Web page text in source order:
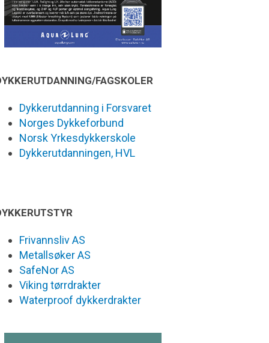
FAGSKOLER
Dykkerutdanning i Forsvaret
Norges Dykkeforbund
Norsk Yrkesdykkerskole
Dykkerutdanningen, HVL
Frivannsliv AS
Metallsøker AS
SafeNor AS
Viking tørrdrakter
Waterproof dykkerdrakter